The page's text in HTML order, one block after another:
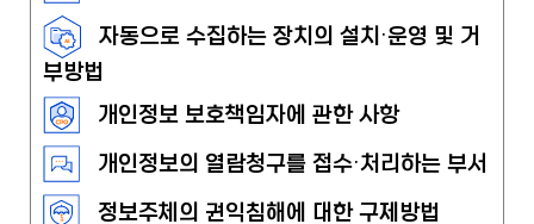
자동으로 수집하는 장치의 설치·운영 및 거
부방법
개인정보 보호책임자에 관한 사항
개인정보의 열람청구를 접수·처리하는 부서
정보주체의 권익침해에 대한 구제방법